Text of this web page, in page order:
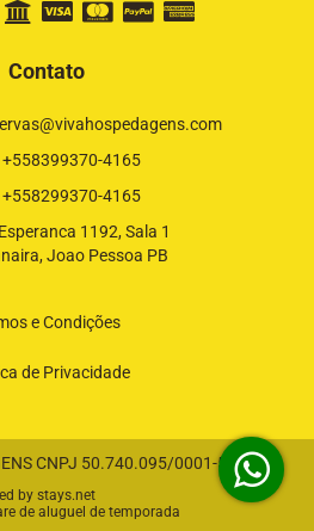
Contato
+558399370-4165
+558299370-4165
1192, Sala 1
Joao Pessoa PB
e Condições
de Privacidade
CNPJ 50.740.095/0001-58
by stays.net
de aluguel de temporada